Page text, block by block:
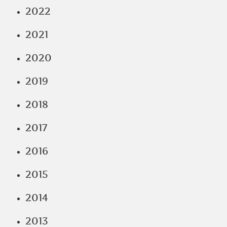
2022
2021
2020
2019
2018
2017
2016
2015
2014
2013